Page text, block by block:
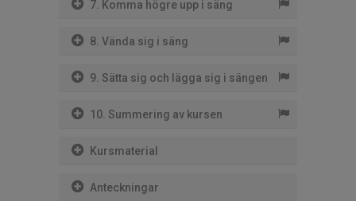
7. Komma högre upp i säng
8. Vända sig i säng
9. Sätta sig och lägga sig i sängen
10. Summering av kursen
Kursmaterial
Anteckningar